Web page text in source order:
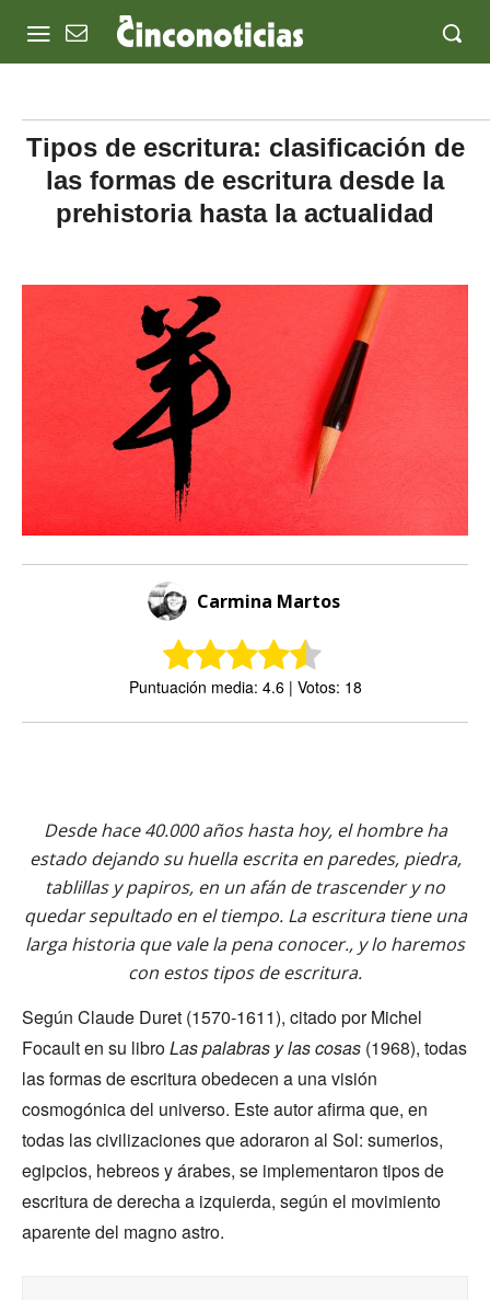
Tipos de escritura: clasificación de
las formas de escritura desde la
prehistoria hasta la actualidad
Carmina Martos
Puntuación media: 4.6 | Votos: 18
Desde hace 40.000 años hasta hoy, el hombre ha
estado dejando su huella escrita en paredes, piedra,
tablillas y papiros, en un afán de trascender y no
quedar sepultado en el tiempo. La escritura tiene una
larga historia que vale la pena conocer., y lo haremos
con estos tipos de escritura.
Según Claude Duret (1570-1611), citado por Michel
Focault en su libroLas palabras y las cosas (1968), todas
las formas de escritura obedecen a una visión
cosmogónica del universo. Este autor afirma que, en
todas las civilizaciones que adoraron al Sol: sumerios,
egipcios, hebreos y árabes, se implementaron tipos de
escritura de derecha a izquierda, según el movimiento
aparente del magno astro.